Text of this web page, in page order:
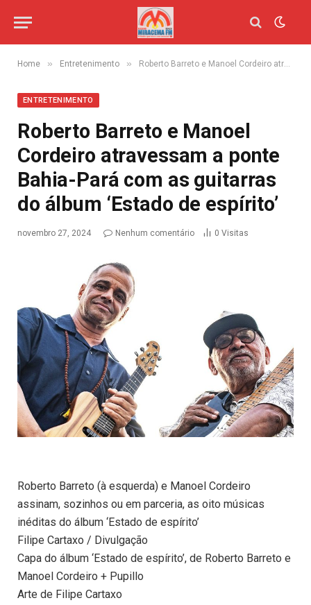
Home » Entretenimento » Roberto Barreto e Manoel Cordeiro atravessam a ponte Bahia-Pará com as guitarras do álbum ‘Estado de espírito’
ENTRETENIMENTO
Roberto Barreto e Manoel
Cordeiro atravessam a ponte
Bahia-Pará com as guitarras
do álbum ‘Estado de espírito’
novembro 27, 2024 Nenhum comentário 0 Visitas
Roberto Barreto (à esquerda) e Manoel Cordeiro
assinam, sozinhos ou em parceria, as oito músicas
inéditas do álbum ‘Estado de espírito’
Filipe Cartaxo / Divulgação
Capa do álbum ‘Estado de espírito’, de Roberto Barreto e
Manoel Cordeiro + Pupillo
Arte de Filipe Cartaxo